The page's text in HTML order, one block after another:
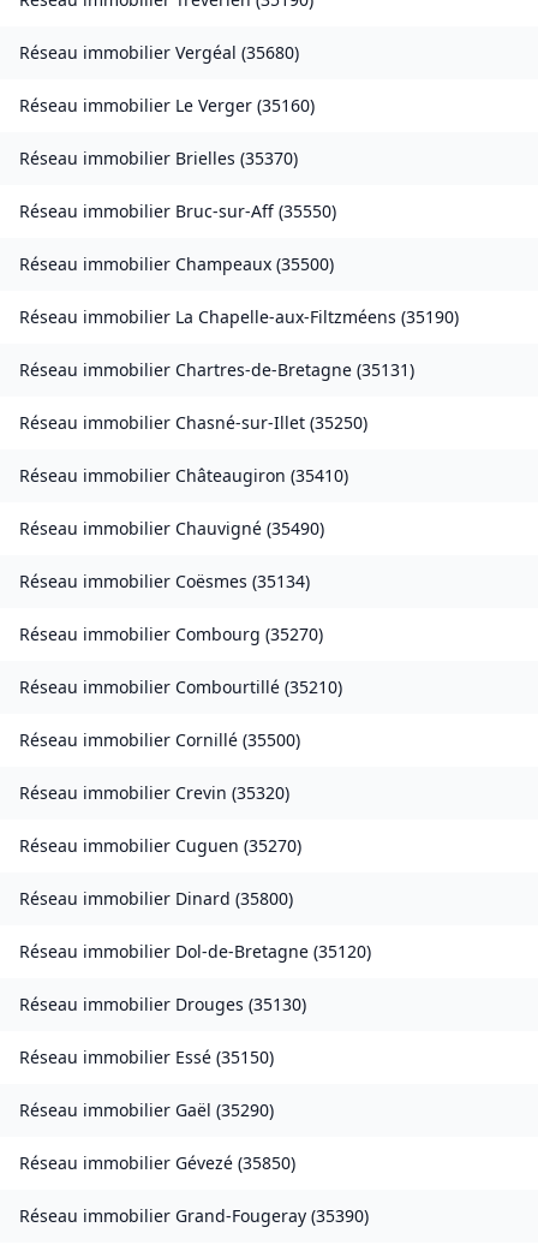
Réseau immobilier Vergéal (35680)
Réseau immobilier Le Verger (35160)
Réseau immobilier Brielles (35370)
Réseau immobilier Bruc-sur-Aff (35550)
Réseau immobilier Champeaux (35500)
Réseau immobilier La Chapelle-aux-Filtzméens (35190)
Réseau immobilier Chartres-de-Bretagne (35131)
Réseau immobilier Chasné-sur-Illet (35250)
Réseau immobilier Châteaugiron (35410)
Réseau immobilier Chauvigné (35490)
Réseau immobilier Coësmes (35134)
Réseau immobilier Combourg (35270)
Réseau immobilier Combourtillé (35210)
Réseau immobilier Cornillé (35500)
Réseau immobilier Crevin (35320)
Réseau immobilier Cuguen (35270)
Réseau immobilier Dinard (35800)
Réseau immobilier Dol-de-Bretagne (35120)
Réseau immobilier Drouges (35130)
Réseau immobilier Essé (35150)
Réseau immobilier Gaël (35290)
Réseau immobilier Gévezé (35850)
Réseau immobilier Grand-Fougeray (35390)